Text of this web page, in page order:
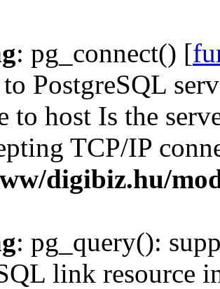
: pg_connect() [
PostgreSQL
to host Is the
TCP/IP
digibiz.hu/
: pg_query():
link resource